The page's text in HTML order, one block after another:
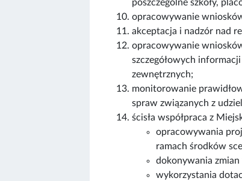
poszczególne szkoły,
opracowywanie
akceptacja i nadzór nad
opracowywanie
szczegółowych
zewnętrznych;
monitorowanie
spraw związanych z
ścisła współpraca z
opracowywania
ramach środków
dokonywania
wykorzystania